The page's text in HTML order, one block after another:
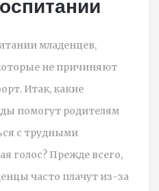
младенцев,
не причиняют
Итак, какие
помогут родителям
с трудными
голос? Прежде всего,
часто плачут из-за